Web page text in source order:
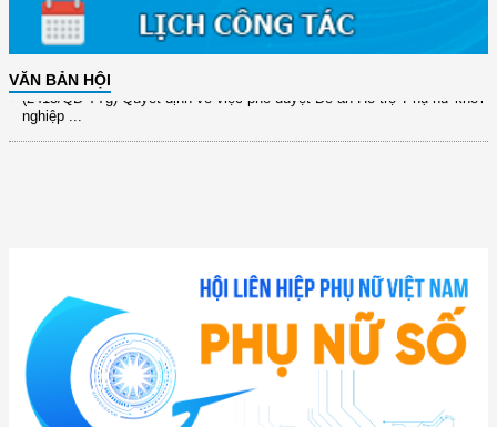
VĂN BẢN HỘI
(891/KH-ĐCT) Kế hoạch thực hiện Nghị quyết số 72-NQ/TW ngày
9/9/2025 của Bộ ...
(2415/QĐ-TTg) Quyết định về việc phê duyệt Đề án Hỗ trợ Phụ nữ khởi
nghiệp ...